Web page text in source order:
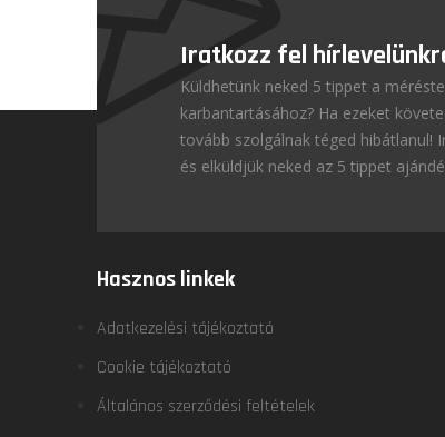
Iratkozz fel
Küldhetünk neked 5 tippet a
karbantartásához? Ha ezeket
tovább szolgálnak téged hibátlanul!
és elküldjük neked az 5 tippet
Hasznos linkek
Adatkezelési tájékoztató
Cookie tájékoztató
Általános szerződési feltételek